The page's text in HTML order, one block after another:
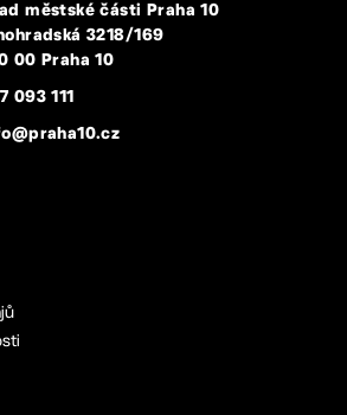
městské části Praha 10
3218/169
00 Praha 10
093 111